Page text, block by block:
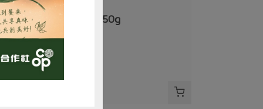
豪紳企業社
即溶酵母粉-50g
50公克
全素